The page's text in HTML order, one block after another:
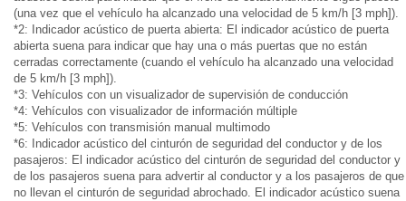
(una vez que el vehículo ha alcanzado una velocidad de 5 km/h [3 mph]).
*2: Indicador acústico de puerta abierta: El indicador acústico de puerta
abierta suena para indicar que hay una o más puertas que no están
cerradas correctamente (cuando el vehículo ha alcanzado una velocidad
de 5 km/h [3 mph]).
*3: Vehículos con un visualizador de supervisión de conducción
*4: Vehículos con visualizador de información múltiple
*5: Vehículos con transmisión manual multimodo
*6: Indicador acústico del cinturón de seguridad del conductor y de los
pasajeros: El indicador acústico del cinturón de seguridad del conductor y
de los pasajeros suena para advertir al conductor y a los pasajeros de que
no llevan el cinturón de seguridad abrochado. El indicador acústico suena